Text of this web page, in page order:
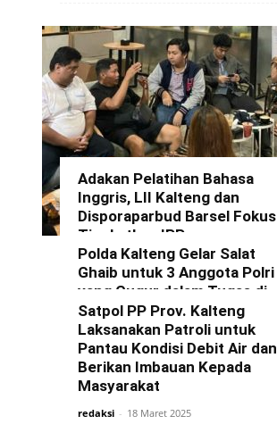
Adakan Pelatihan Bahasa
Inggris, LII Kalteng dan
Disporaparbud Barsel Fokus
Tingkatkan IPP
redaksi - 21 Maret 2025
Polda Kalteng Gelar Salat
Ghaib untuk 3 Anggota Polri
yang Gugur dalam Tugas di
Way Kanan Lampung
redaksi - 19 Maret 2025
Satpol PP Prov. Kalteng
Laksanakan Patroli untuk
Pantau Kondisi Debit Air dan
Berikan Imbauan Kepada
Masyarakat
redaksi - 18 Maret 2025